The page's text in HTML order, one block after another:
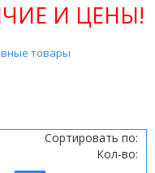
И ЦЕНЫ!
товары
Сортировать по:
Кол-во: